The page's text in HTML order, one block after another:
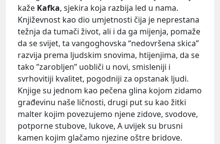
kaže Kafka, sjekira koja razbija led u nama.
Književnost kao dio umjetnosti čija je neprestana
težnja da tumači život, ali i da ga mijenja, pomaže
da se svijet, ta vangoghovska “nedovršena skica”
razvija prema ljudskim snovima, htijenjima, da se
tako ”zarobljen” uobliči u novi, smisleniji i
svrhovitiji kvalitet, pogodniji za opstanak ljudi.
Knjige su jednom kao pečena glina kojom zidamo
građevinu naše ličnosti, drugi put su kao žitki
malter kojim povezujemo njene zidove, svodove,
potporne stubove, lukove, A uvijek su brusni
kamen kojim glačamo njezine oštre bridove.